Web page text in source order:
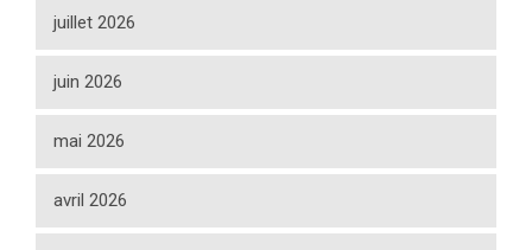
juillet 2026
juin 2026
mai 2026
avril 2026